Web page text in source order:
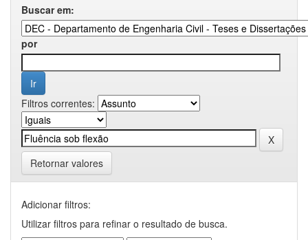
Buscar em:
por
Filtros correntes:
Retornar valores
Adicionar filtros:
Utilizar filtros para refinar o resultado de busca.